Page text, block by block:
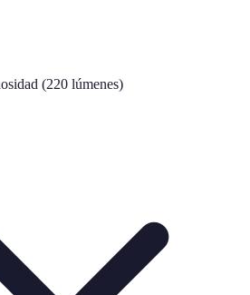
(220 lúmenes)